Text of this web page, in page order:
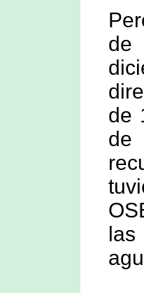
de
de
de